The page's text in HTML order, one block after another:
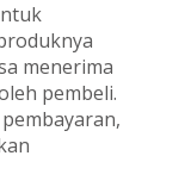
menerima
pembeli.